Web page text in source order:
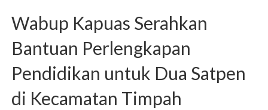
Wabup Kapuas Serahkan
Bantuan Perlengkapan
Pendidikan untuk Dua Satpen
di Kecamatan Timpah